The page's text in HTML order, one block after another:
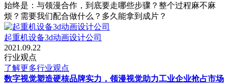
始终是：与领漫合作，到底要走哪些步骤？整个过程麻不麻
烦？需要我们配合做什么？多久能拿到成片？
起重机设备3d动画设计公司
2021.09.22
行业观点
了解更多行业观点
数字视觉塑造硬核品牌实力，领漫视觉助力工业企业抢占市场